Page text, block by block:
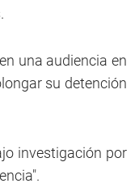
una audiencia en
su detención
investigación por